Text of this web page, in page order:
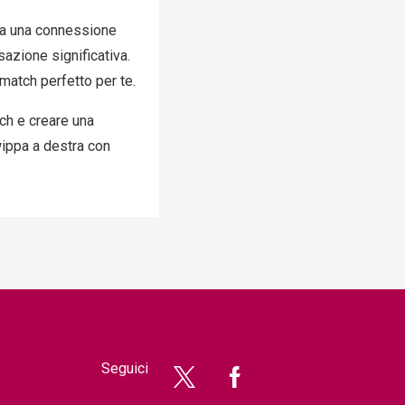
una connessione
significativa.
perfetto per te.
e creare una
a destra con
Seguici